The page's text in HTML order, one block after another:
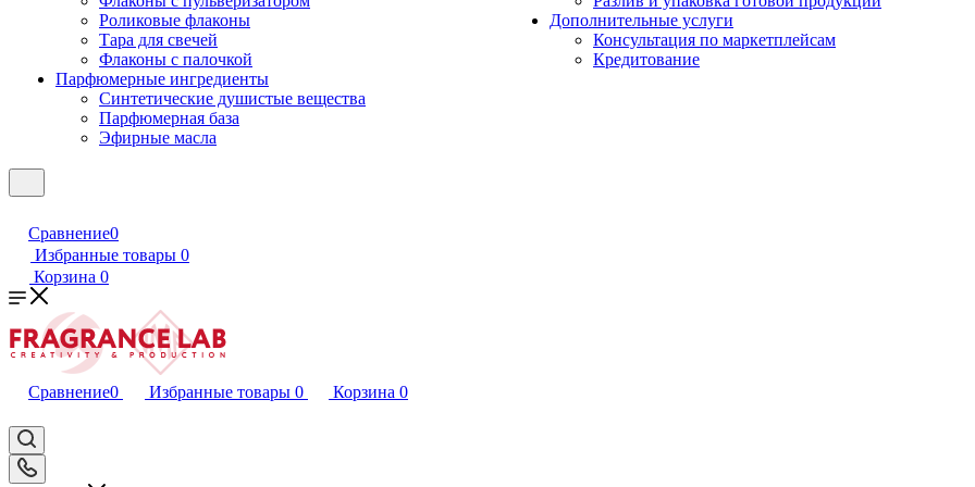
Роликовые флаконы
Тара для свечей
Флаконы с палочкой
Парфюмерные ингредиенты
Синтетические душистые вещества
Парфюмерная база
Эфирные масла
Дополнительные услуги
Консультация по маркетплейсам
Кредитование
Сравнение0
Избранные товары 0
Корзина 0
Сравнение0 Избранные товары 0 Корзина 0